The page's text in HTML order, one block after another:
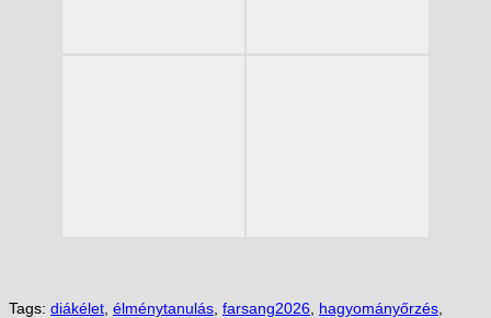
Tags: diákélet élménytanulás farsang2026 hagyományőrzés